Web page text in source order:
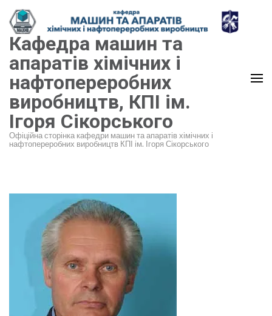
Перейти
до
вмісту
(натисніть
Enter)
Кафедра машин та
апаратів хімічних і
нафтопереробних
виробництв, КПІ ім.
Ігоря Сікорського
Офіційна сторінка кафедри машин та апаратів хімічних і
нафтопереробних виробництв КПІ ім. Ігоря Сікорського